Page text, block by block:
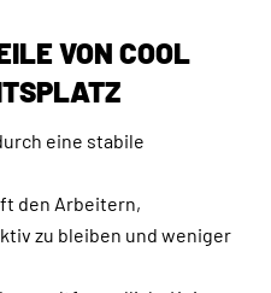
VON COOL
eine stabile
den Arbeitern,
zu bleiben und weniger